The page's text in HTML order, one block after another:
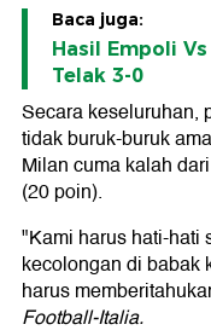
Baca juga:
Hasil Empoli
Telak 3-0
Secara keseluruhan,
tidak buruk-buruk
Milan cuma kalah
(20 poin).
"Kami harus hati-hati
kecolongan di babak
harus
Football-Italia.